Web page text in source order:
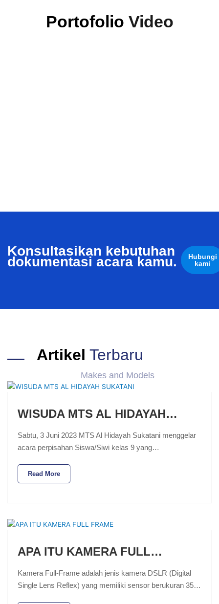
Portofolio Video
Konsultasikan kebutuhan
dokumentasi acara kamu.
Hubungi
kami
Artikel Terbaru
Makes and Models
WISUDA MTS AL HIDAYAH…
Sabtu, 3 Juni 2023 MTS Al Hidayah Sukatani menggelar
acara perpisahan Siswa/Siwi kelas 9 yang…
Read More
APA ITU KAMERA FULL…
Kamera Full-Frame adalah jenis kamera DSLR (Digital
Single Lens Reflex) yang memiliki sensor berukuran 35…